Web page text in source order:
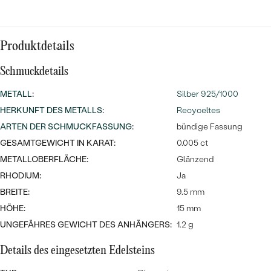
Wave Kollektion
ANSEHEN
NACH DER FORM
MASSGEFERTIGTER
DIAMANTEN
Ohrrinnge
Personalisierte
Halsketten
Meistverkaufte
Ringe
Produktdetails
Schmuckdetails
METALL:
Silber 925/1000
HERKUNFT DES METALLS:
Recyceltes
ARTEN DER SCHMUCKFASSUNG:
bündige Fassung
GESAMTGEWICHT IN KARAT:
0.005 ct
METALLOBERFLÄCHE:
Glänzend
RHODIUM:
Ja
BREITE:
9.5 mm
HÖHE:
15 mm
UNGEFÄHRES GEWICHT DES ANHÄNGERS: 1.2 g
Details des eingesetzten Edelsteins